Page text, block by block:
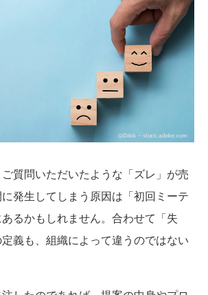
質問いただいたような「ズレ」が売
発生してしまう原因は「初回ミーテ
るかもしれません。合わせて「失
義も、組織によって違うのではない